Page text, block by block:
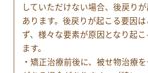
していただけない場合、後戻り
あります。後戻りが起こる要因
ず、様々な要素が原因となり起
ます。
・矯正治療前後に、被せ物治療